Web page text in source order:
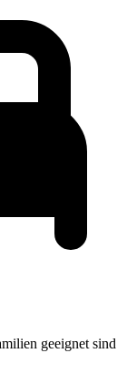
geeignet sind